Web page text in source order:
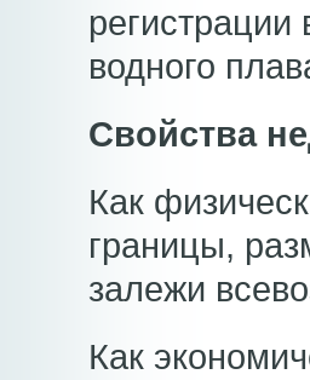
водного
Свойства
Как
границы,
залежи
Как